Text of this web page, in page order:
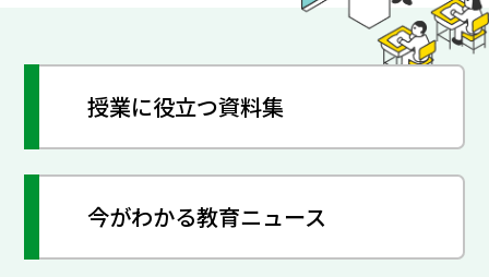
授業に役立つ資料集
今がわかる教育ニュース